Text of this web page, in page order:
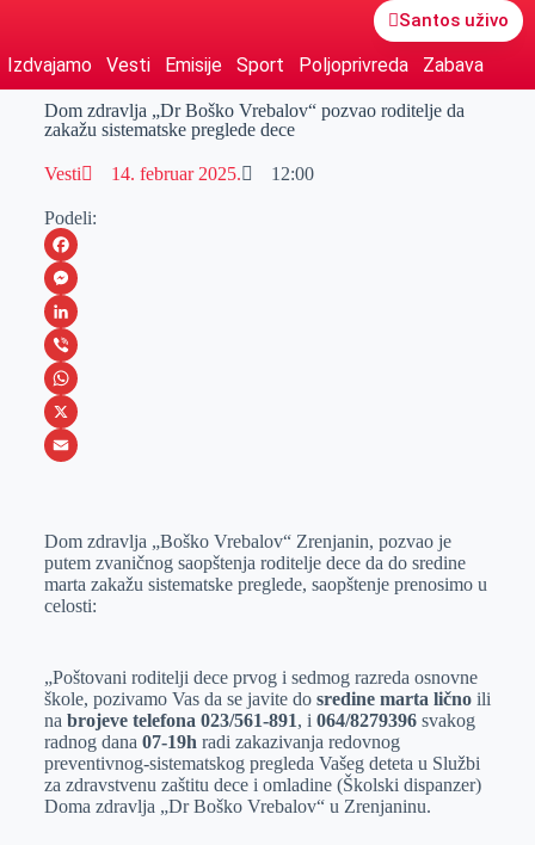
Santos uživo
Izdvajamo Vesti Emisije Sport Poljoprivreda Zabava
Dom zdravlja „Dr Boško Vrebalov“ pozvao roditelje da
zakažu sistematske preglede dece
Vesti 14. februar 2025. 12:00
Podeli:
F
a
c
e
b
o
M
e
s
s
e
e
r
L
i
n
k
I
n
V
i
b
W
h
s
A
p
X
a
i
l
Dom zdravlja „Boško Vrebalov“ Zrenjanin, pozvao je
putem zvaničnog saopštenja roditelje dece da do sredine
marta zakažu sistematske preglede, saopštenje prenosimo u
celosti:
„Poštovani roditelji dece prvog i sedmog razreda osnovne
škole, pozivamo Vas da se javite do sredine marta ličnoili
na brojeve telefona 023/561-891, i 064/8279396svakog
radnog dana 07-19h radi zakazivanja redovnog
preventivnog-sistematskog pregleda Vašeg deteta u Službi
za zdravstvenu zaštitu dece i omladine (Školski dispanzer)
Doma zdravlja „Dr Boško Vrebalov“ u Zrenjaninu.